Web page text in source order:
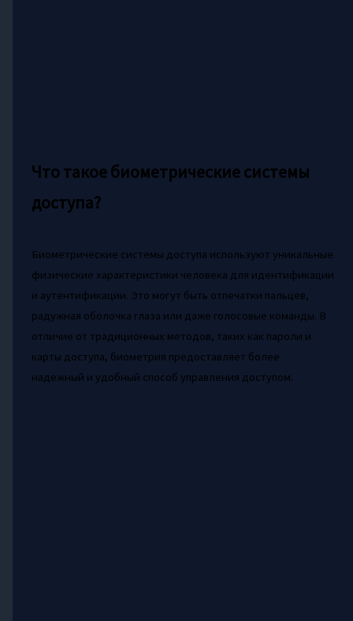
Что такое биометрические системы
доступа?
Биометрические системы доступа используют уникальные
физические характеристики человека для идентификации
и аутентификации. Это могут быть отпечатки пальцев,
радужная оболочка глаза или даже голосовые команды. В
отличие от традиционных методов, таких как пароли и
карты доступа, биометрия предоставляет более
надежный и удобный способ управления доступом.